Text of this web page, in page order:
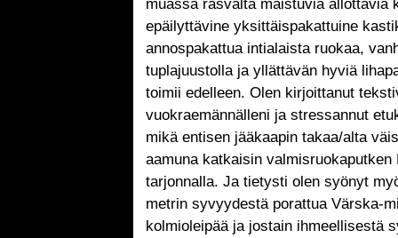
muassa rasvalta maistuvia ällöttäviä
epäilyttävine yksittäispakattuine
annospakattua intialaista ruokaa,
tuplajuustolla ja yllättävän hyviä
toimii edelleen. Olen kirjoittanut
vuokraemännälleni ja stressannut
mikä entisen jääkaapin takaa/alta
aamuna katkaisin
tarjonnalla. Ja tietysti olen syönyt
metrin syvyydestä porattua Värska-
kolmioleipää ja jostain ihmeellisestä